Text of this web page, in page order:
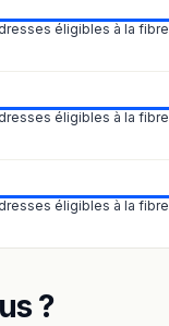
éligibles à la fibre
éligibles à la fibre
éligibles à la fibre
?